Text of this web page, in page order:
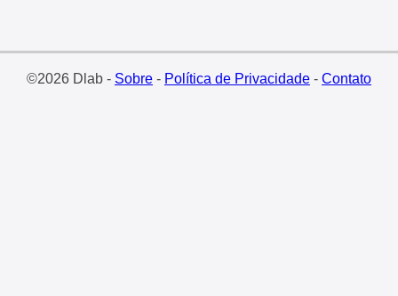
©2026 Dlab - Sobre- Política de Privacidade- Contato